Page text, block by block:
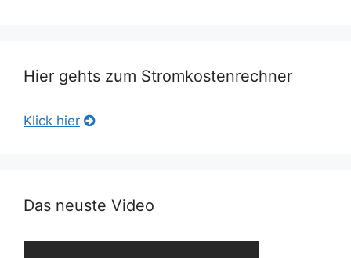
Hier gehts zum Stromkostenrechner
Klick hier
Das neuste Video